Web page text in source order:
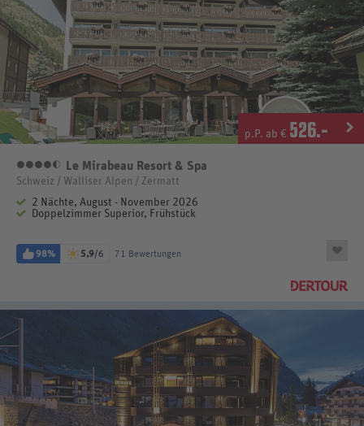
p.P. ab € 526.-
4,5 Sterne
Le Mirabeau Resort & Spa
Schweiz / Walliser Alpen / Zermatt
2 Nächte, August - November 2026
Doppelzimmer Superior, Frühstück
98% 5,9/6 71 Bewertungen